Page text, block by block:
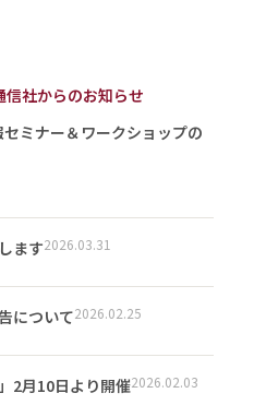
信社からのお知らせ
ミナー＆ワークショップの
ます2026.03.31
について2026.02.25
2月10日より開催2026.02.03